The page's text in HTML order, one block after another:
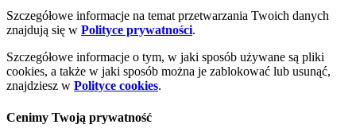
Szczegółowe informacje na temat przetwarzania Twoich danych
znajdują się w Polityce prywatności.
Szczegółowe informacje o tym, w jaki sposób używane są pliki
cookies, a także w jaki sposób można je zablokować lub usunąć,
znajdziesz w Polityce cookies.
Cenimy Twoją prywatność